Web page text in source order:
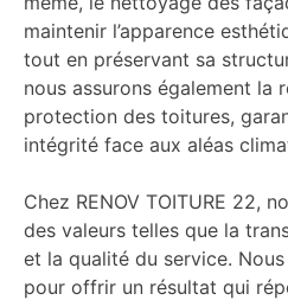
maintenir l’apparence
tout en préservant sa
nous assurons également la
protection des toitures,
intégrité face aux aléas
Chez RENOV TOITURE 22,
des valeurs telles que la
et la qualité du service.
pour offrir un résultat qui